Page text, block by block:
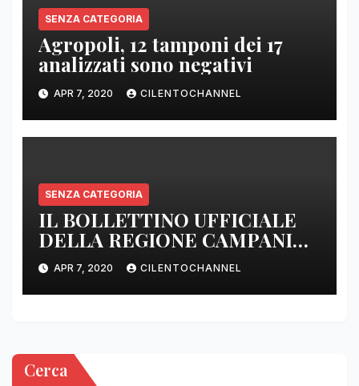
SENZA CATEGORIA
Agropoli, 12 tamponi dei 17
analizzati sono negativi
APR 7, 2020 CILENTOCHANNEL
SENZA CATEGORIA
IL BOLLETTINO UFFICIALE
DELLA REGIONE CAMPANIA
DELLE ORE 22.00
APR 7, 2020 CILENTOCHANNEL
Cerca